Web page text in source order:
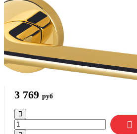
3 769 руб